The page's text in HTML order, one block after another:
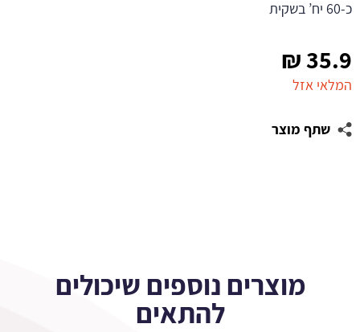
35.9
₪
המלאי אזל
שתף מוצר
כ-60 יח’ בשקית
מוצרים נוספים שיכולים
להתאים